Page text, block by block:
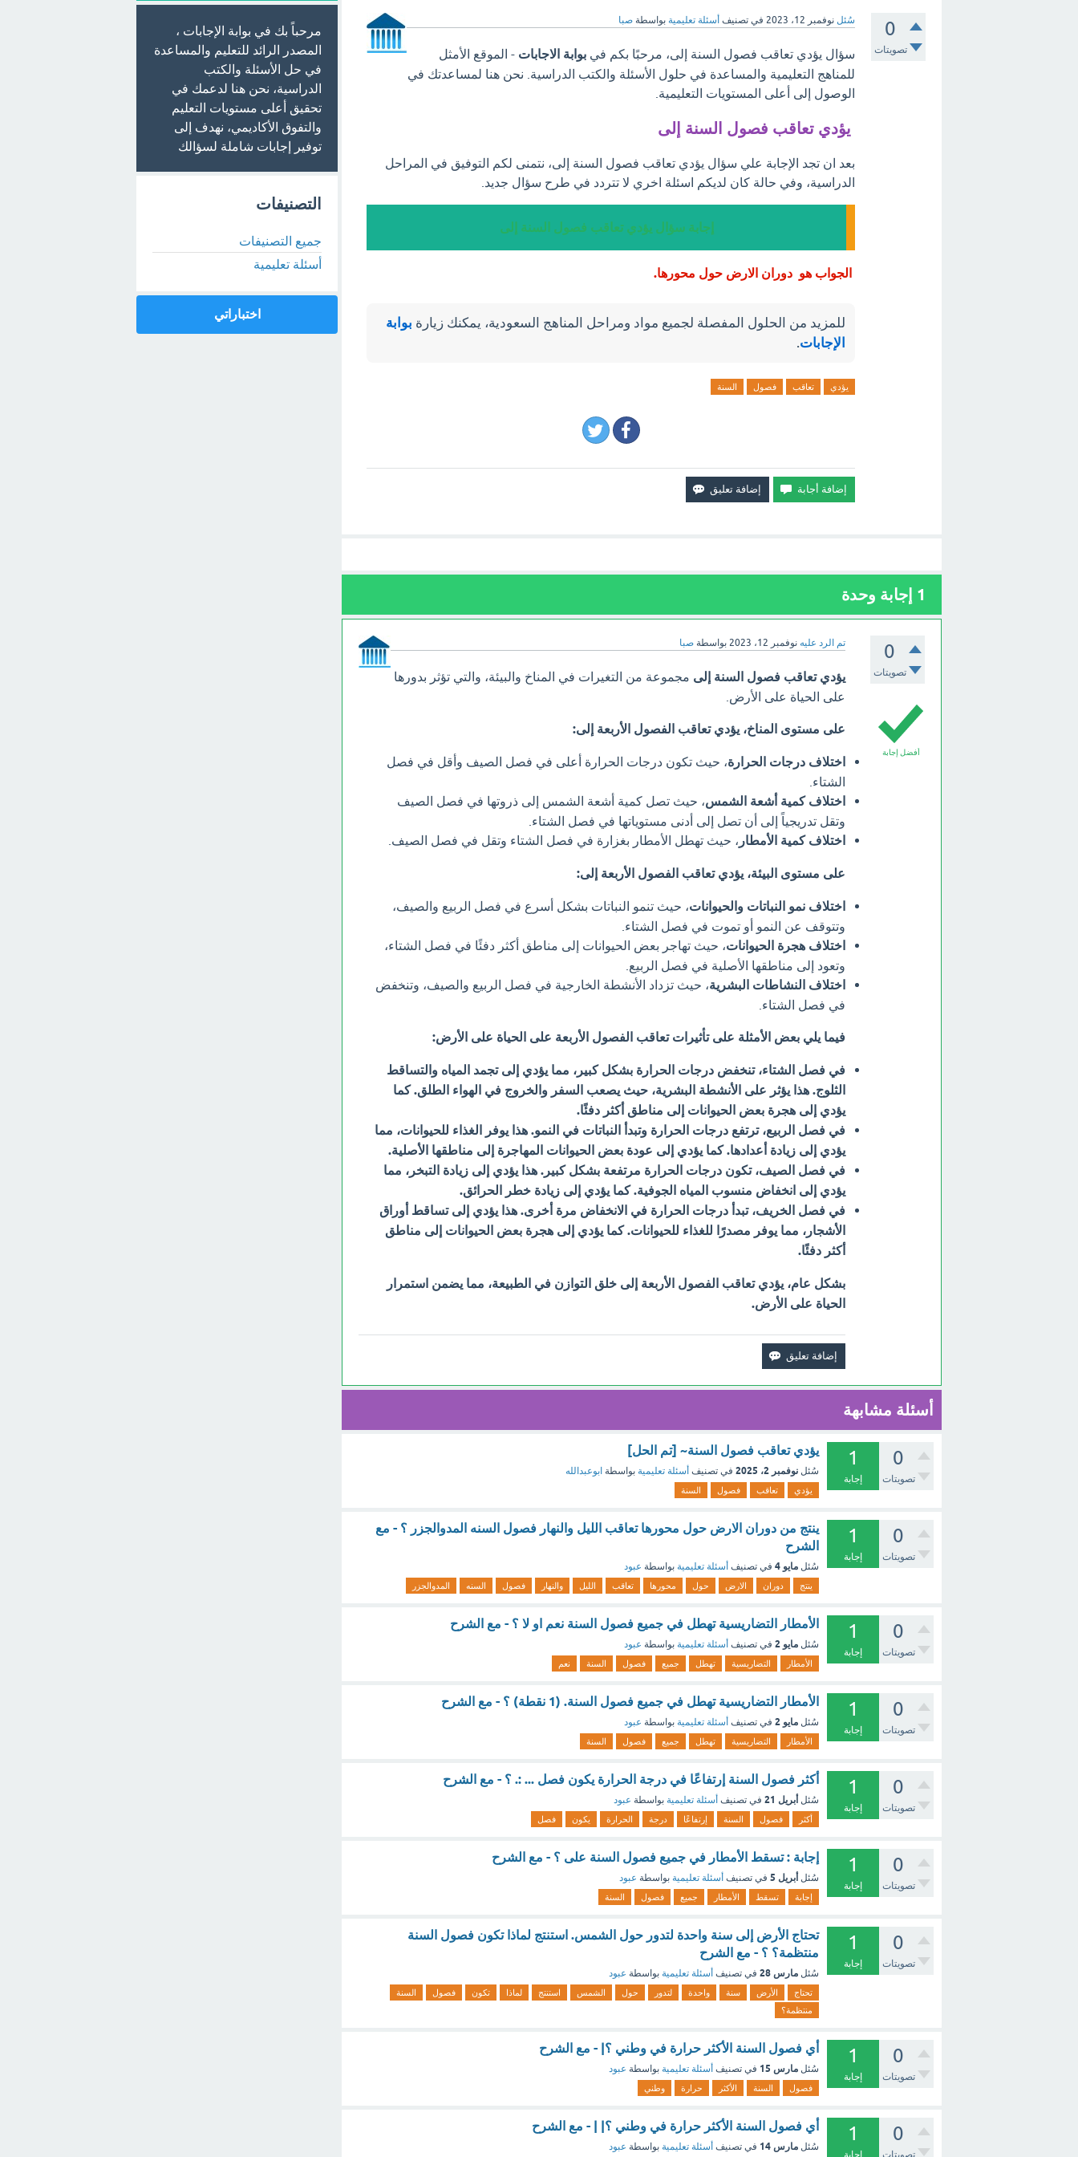
0
تصويتات
سُئل نوفمبر 12، 2023 في تصنيف أسئلة تعليمية بواسطة صبا
سؤال يؤدي تعاقب فصول السنة إلى، مرحبًا بكم في بوابة الاجابات - الموقع الأمثل
للمناهج التعليمية والمساعدة في حلول الأسئلة والكتب الدراسية. نحن هنا لمساعدتك في
الوصول إلى أعلى المستويات التعليمية.
يؤدي تعاقب فصول السنة إلى
بعد ان تجد الإجابة علي سؤال يؤدي تعاقب فصول السنة إلى، نتمنى لكم التوفيق في المراحل
الدراسية، وفي حالة كان لديكم اسئلة اخري لا تتردد في طرح سؤال جديد.
إجابة سؤال يؤدي تعاقب فصول السنة إلى
الجواب هو دوران الارض حول محورها.
للمزيد من الحلول المفصلة لجميع مواد ومراحل المناهج السعودية، يمكنك زيارة بوابة
الإجابات.
يؤدي تعاقب فصول السنة
1 إجابة وحدة
0
تصويتات
تم الرد عليه نوفمبر 12، 2023 بواسطة صبا
أفضل إجابة
يؤدي تعاقب فصول السنة إلى مجموعة من التغيرات في المناخ والبيئة، والتي تؤثر بدورها
على الحياة على الأرض.
على مستوى المناخ، يؤدي تعاقب الفصول الأربعة إلى:
اختلاف درجات الحرارة، حيث تكون درجات الحرارة أعلى في فصل الصيف وأقل في فصل
الشتاء.
اختلاف كمية أشعة الشمس، حيث تصل كمية أشعة الشمس إلى ذروتها في فصل الصيف
وتقل تدريجياً إلى أن تصل إلى أدنى مستوياتها في فصل الشتاء.
اختلاف كمية الأمطار ، حيث تهطل الأمطار بغزارة في فصل الشتاء وتقل في فصل الصيف.
على مستوى البيئة، يؤدي تعاقب الفصول الأربعة إلى:
اختلاف نمو النباتات والحيوانات، حيث تنمو النباتات بشكل أسرع في فصل الربيع والصيف،
وتتوقف عن النمو أو تموت في فصل الشتاء.
اختلاف هجرة الحيوانات، حيث تهاجر بعض الحيوانات إلى مناطق أكثر دفئًا في فصل الشتاء،
وتعود إلى مناطقها الأصلية في فصل الربيع.
اختلاف النشاطات البشرية، حيث تزداد الأنشطة الخارجية في فصل الربيع والصيف، وتنخفض
في فصل الشتاء.
فيما يلي بعض الأمثلة على تأثيرات تعاقب الفصول الأربعة على الحياة على الأرض:
في فصل الشتاء، تنخفض درجات الحرارة بشكل كبير، مما يؤدي إلى تجمد المياه والتساقط
الثلوج. هذا يؤثر على الأنشطة البشرية، حيث يصعب السفر والخروج في الهواء الطلق. كما
يؤدي إلى هجرة بعض الحيوانات إلى مناطق أكثر دفئًا.
في فصل الربيع، ترتفع درجات الحرارة وتبدأ النباتات في النمو. هذا يوفر الغذاء للحيوانات، مما
يؤدي إلى زيادة أعدادها. كما يؤدي إلى عودة بعض الحيوانات المهاجرة إلى مناطقها الأصلية.
في فصل الصيف، تكون درجات الحرارة مرتفعة بشكل كبير. هذا يؤدي إلى زيادة التبخر، مما
يؤدي إلى انخفاض منسوب المياه الجوفية. كما يؤدي إلى زيادة خطر الحرائق.
في فصل الخريف، تبدأ درجات الحرارة في الانخفاض مرة أخرى. هذا يؤدي إلى تساقط أوراق
الأشجار، مما يوفر مصدرًا للغذاء للحيوانات. كما يؤدي إلى هجرة بعض الحيوانات إلى مناطق
أكثر دفئًا.
بشكل عام، يؤدي تعاقب الفصول الأربعة إلى خلق التوازن في الطبيعة، مما يضمن استمرار
الحياة على الأرض.
أسئلة مشابهة
0
تصويتات
1
إجابة
يؤدي تعاقب فصول السنة~ [تم الحل]
سُئل نوفمبر 2، 2025 في تصنيف أسئلة تعليمية بواسطة ابوعبدالله
يؤدي تعاقب فصول السنة
0
تصويتات
1
إجابة
ينتج من دوران الارض حول محورها تعاقب الليل والنهار فصول السنه المدوالجزر ؟ - مع
الشرح
سُئل مايو 4 في تصنيف أسئلة تعليمية بواسطة عبود
ينتج دوران الارض حول محورها تعاقب الليل والنهار فصول السنه المدوالجزر
0
تصويتات
1
إجابة
الأمطار التضاريسية تهطل في جميع فصول السنة نعم او لا ؟ - مع الشرح
سُئل مايو 2 في تصنيف أسئلة تعليمية بواسطة عبود
الأمطار التضاريسية تهطل جميع فصول السنة نعم
0
تصويتات
1
إجابة
الأمطار التضاريسية تهطل في جميع فصول السنة. (1 نقطة) ؟ - مع الشرح
سُئل مايو 2 في تصنيف أسئلة تعليمية بواسطة عبود
الأمطار التضاريسية تهطل جميع فصول السنة
0
تصويتات
1
إجابة
أكثر فصول السنة إرتفاعًا في درجة الحرارة يكون فصل ... :. ؟ - مع الشرح
سُئل أبريل 21 في تصنيف أسئلة تعليمية بواسطة عبود
أكثر فصول السنة إرتفاعًا درجة الحرارة يكون فصل
0
تصويتات
1
إجابة
إجابة : تسقط الأمطار في جميع فصول السنة على ؟ - مع الشرح
سُئل أبريل 5 في تصنيف أسئلة تعليمية بواسطة عبود
إجابة تسقط الأمطار جميع فصول السنة
0
تصويتات
1
إجابة
تحتاج الأرض إلى سنة واحدة لتدور حول الشمس. استنتج لماذا تكون فصول السنة
منتظمة؟ ؟ - مع الشرح
سُئل مارس 28 في تصنيف أسئلة تعليمية بواسطة عبود
تحتاج الأرض سنة واحدة لتدور حول الشمس استنتج لماذا تكون فصول
السنة
منتظمة؟
0
تصويتات
1
إجابة
أي فصول السنة الأكثر حرارة في وطني ؟| - مع الشرح
سُئل مارس 15 في تصنيف أسئلة تعليمية بواسطة عبود
فصول السنة الأكثر حرارة وطني
0
تصويتات
1
إجابة
أي فصول السنة الأكثر حرارة في وطني ؟| | - مع الشرح
سُئل مارس 14 في تصنيف أسئلة تعليمية بواسطة عبود
مرحباً بك في بوابة الإجابات ،
المصدر الرائد للتعليم والمساعدة
في حل الأسئلة والكتب
الدراسية، نحن هنا لدعمك في
تحقيق أعلى مستويات التعليم
والتفوق الأكاديمي، نهدف إلى
توفير إجابات شاملة لسؤالك
التصنيفات
جميع التصنيفات
أسئلة تعليمية
اختباراتي